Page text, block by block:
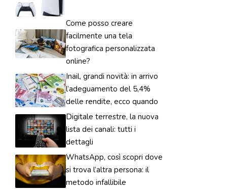
Come posso creare
facilmente una tela
fotografica personalizzata
online?
Inail, grandi novità: in arrivo
l’adeguamento del 5,4%
delle rendite, ecco quando
Digitale terrestre, la nuova
lista dei canali: tutti i
dettagli
WhatsApp, così scopri dove
si trova l’altra persona: il
metodo infallibile